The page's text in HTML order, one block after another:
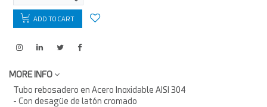
ADD TO CART
MORE INFO
Tubo rebosadero en Acero Inoxidable AISI 304
- Con desagüe de latón cromado